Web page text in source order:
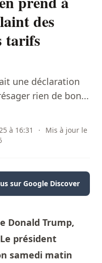
des
tarifs
une déclaration
rien de bon...
à 16:31
·
Mis à jour le
sur Google Discover
Donald Trump,
président
samedi matin